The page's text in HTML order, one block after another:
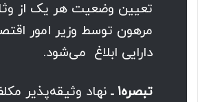
تعیین وضعیت هر یک از
مرهون توسط وزیر امور
دارایی ابلاغ ‌‌ می‌شود.
تبصره۱ ـ
نهاد ‌وثیقه‌پذیر